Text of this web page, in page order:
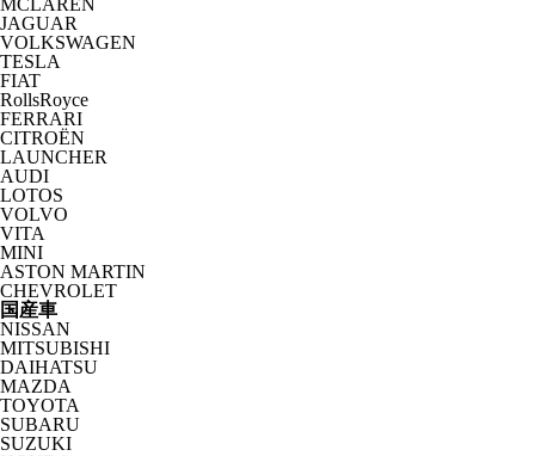
MCLAREN
JAGUAR
VOLKSWAGEN
TESLA
FIAT
RollsRoyce
FERRARI
CITROËN
LAUNCHER
AUDI
LOTOS
VOLVO
VITA
MINI
ASTON MARTIN
CHEVROLET
国産車
NISSAN
MITSUBISHI
DAIHATSU
MAZDA
TOYOTA
SUBARU
SUZUKI